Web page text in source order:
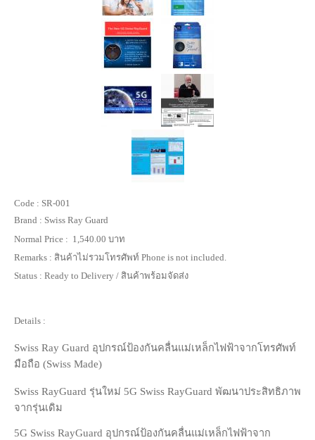
Code : SR-001
Brand : Swiss Ray Guard
Normal Price : 1,540.00 บาท
Remarks : สินค้าไม่รวมโทรศัพท์ Phone is not included.
Status : Ready to Delivery / สินค้าพร้อมจัดส่ง
Details :
Swiss Ray Guard อุปกรณ์ป้องกันคลื่นแม่เหล็กไฟฟ้าจากโทรศัพท์
มือถือ (Swiss Made)
Swiss RayGuard รุ่นใหม่ 5G Swiss RayGuard พัฒนาประสิทธิภาพ
จากรุ่นเดิม
5G Swiss RayGuard อุปกรณ์ป้องกันคลื่นแม่เหล็กไฟฟ้าจาก